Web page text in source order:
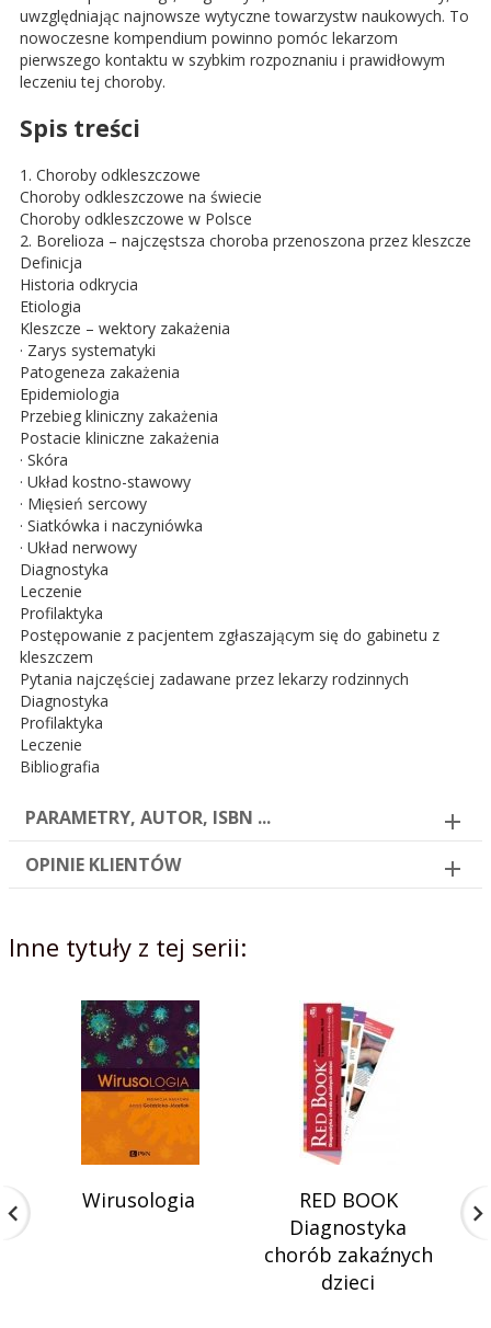
uwzględniając najnowsze wytyczne towarzystw naukowych. To
nowoczesne kompendium powinno pomóc lekarzom
pierwszego kontaktu w szybkim rozpoznaniu i prawidłowym
leczeniu tej choroby.
Spis treści
1. Choroby odkleszczowe
Choroby odkleszczowe na świecie
Choroby odkleszczowe w Polsce
2. Borelioza – najczęstsza choroba przenoszona przez kleszcze
Definicja
Historia odkrycia
Etiologia
Kleszcze – wektory zakażenia
· Zarys systematyki
Patogeneza zakażenia
Epidemiologia
Przebieg kliniczny zakażenia
Postacie kliniczne zakażenia
· Skóra
· Układ kostno-stawowy
· Mięsień sercowy
· Siatkówka i naczyniówka
· Układ nerwowy
Diagnostyka
Leczenie
Profilaktyka
Postępowanie z pacjentem zgłaszającym się do gabinetu z
kleszczem
Pytania najczęściej zadawane przez lekarzy rodzinnych
Diagnostyka
Profilaktyka
Leczenie
Bibliografia
PARAMETRY, AUTOR, ISBN ...
OPINIE KLIENTÓW
Inne tytuły z tej serii:
Wirusologia
RED BOOK
Diagnostyka
chorób zakaźnych
dzieci